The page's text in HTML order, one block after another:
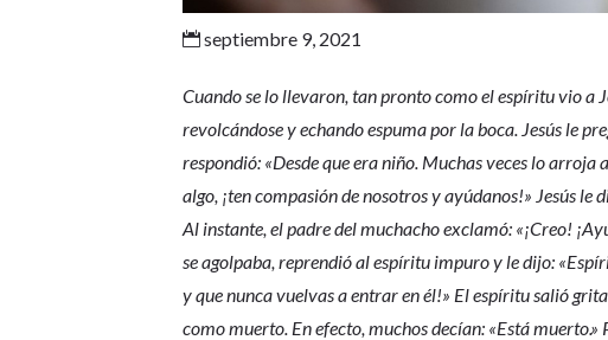
 septiembre 9, 2021
Cuando se lo llevaron, tan pronto como el espíritu vio a
revolcándose y echando espuma por la boca. Jesús le
respondió: «Desde que era niño. Muchas veces lo
algo, ¡ten compasión de nosotros y ayúdanos!» Jesús le
Al instante, el padre del muchacho exclamó: «¡Creo!
se agolpaba, reprendió al espíritu impuro y le dijo:
y que nunca vuelvas a entrar en él!» El espíritu salió
como muerto. En efecto, muchos decían: «Está